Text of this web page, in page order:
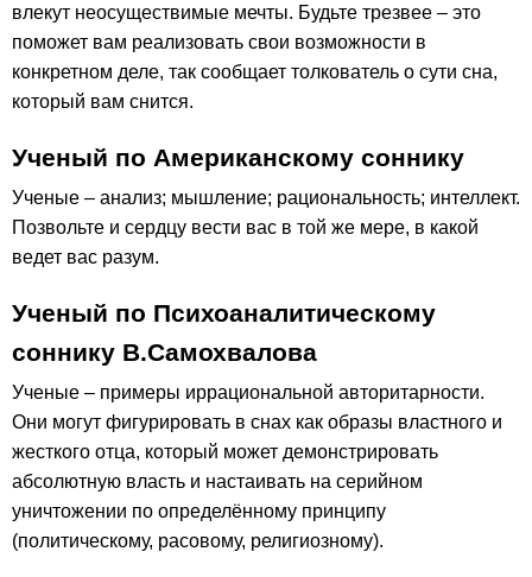
влекут неосуществимые мечты. Будьте трезвее – это
поможет вам реализовать свои возможности в
конкретном деле, так сообщает толкователь о сути сна,
который вам снится.
Ученый по Американскому соннику
Ученые – анализ; мышление; рациональность; интеллект.
Позвольте и сердцу вести вас в той же мере, в какой
ведет вас разум.
Ученый по Психоаналитическому
соннику В.Самохвалова
Ученые – примеры иррациональной авторитарности.
Они могут фигурировать в снах как образы властного и
жесткого отца, который может демонстрировать
абсолютную власть и настаивать на серийном
уничтожении по определённому принципу
(политическому, расовому, религиозному).